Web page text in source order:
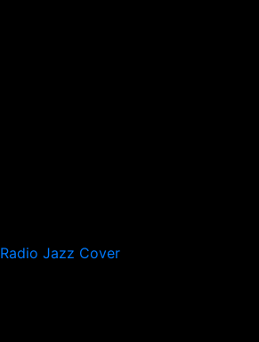
Radio Jazz Cover